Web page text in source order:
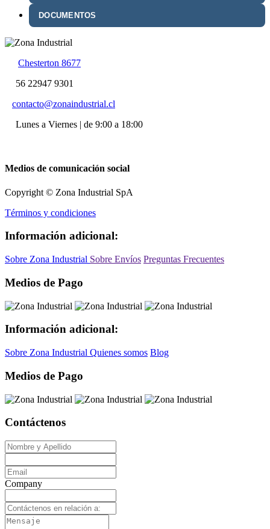
DOCUMENTOS
Chesterton 8677
56 22947 9301
contacto@zonaindustrial.cl
Lunes a Viernes | de 9:00 a 18:00
Medios de comunicación social
Copyright © Zona Industrial SpA
Términos y condiciones
Información adicional:
Sobre Zona Industrial Sobre Envíos Preguntas Frecuentes
Medios de Pago
Información adicional:
Sobre Zona Industrial Quienes somos Blog
Medios de Pago
Contáctenos
Company